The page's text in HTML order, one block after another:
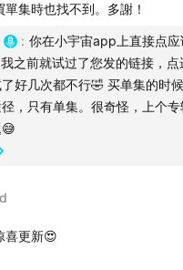
集時也找不到。多謝！
: 你在小宇宙app上直接点应
我之前就试过了您发的链接，
好几次都不行🤣 买单集的时
，只有单集。很奇怪，上个
喜更新😍